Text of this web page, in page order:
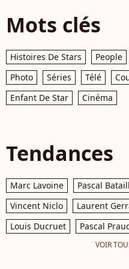
Mots clés
Histoires De Stars People
Photo
Séries Télé
Enfant De Star
Cinéma
Tendances
Marc Lavoine Pascal
Vincent Niclo
Laurent
Louis Ducruet
Pascal
VOIR